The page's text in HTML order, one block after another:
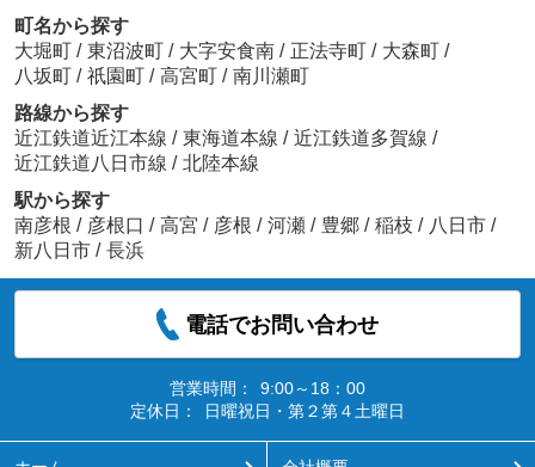
町名から探す
大堀町 / 東沼波町 / 大字安食南 / 正法寺町 / 大森町 /
八坂町 / 祇園町 / 高宮町 / 南川瀬町
路線から探す
近江鉄道近江本線 / 東海道本線 / 近江鉄道多賀線 /
近江鉄道八日市線 / 北陸本線
駅から探す
南彦根 / 彦根口 / 高宮 / 彦根 / 河瀬 / 豊郷 / 稲枝 / 八日市 /
新八日市 / 長浜
電話でお問い合わせ
営業時間：
9:00～18：00
定休日：
日曜祝日・第２第４土曜日